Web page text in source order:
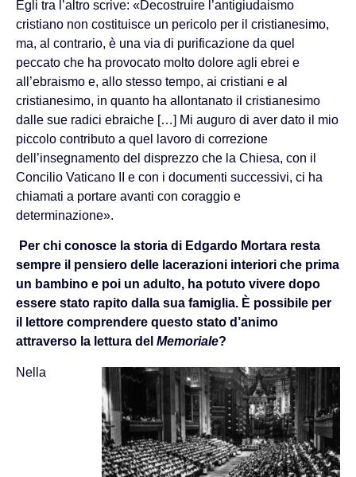
Egli tra l’altro scrive: «Decostruire l’antigiudaismo
cristiano non costituisce un pericolo per il cristianesimo,
ma, al contrario, è una via di purificazione da quel
peccato che ha provocato molto dolore agli ebrei e
all’ebraismo e, allo stesso tempo, ai cristiani e al
cristianesimo, in quanto ha allontanato il cristianesimo
dalle sue radici ebraiche […] Mi auguro di aver dato il mio
piccolo contributo a quel lavoro di correzione
dell’insegnamento del disprezzo che la Chiesa, con il
Concilio Vaticano II e con i documenti successivi, ci ha
chiamati a portare avanti con coraggio e
determinazione».
Per chi conosce la storia di Edgardo Mortara resta
sempre il pensiero delle lacerazioni interiori che prima
un bambino e poi un adulto, ha potuto vivere dopo
essere stato rapito dalla sua famiglia. È possibile per
il lettore comprendere questo stato d’animo
attraverso la lettura del Memoriale?
Nella